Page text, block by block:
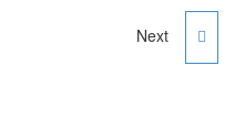
CANNONDALE 700 M
Next